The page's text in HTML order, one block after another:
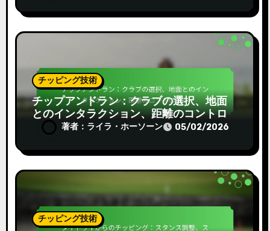
チッピング技術
チップアンドラン：クラブの選択、地面
とのインタラクション、距離のコントロ
ール
著者：ライラ・ホーソーン 05/02/2026
チッピング技術